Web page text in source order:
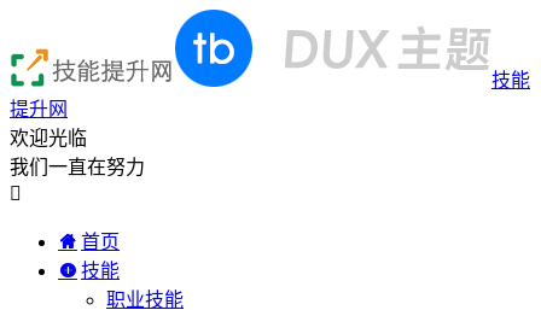
技能
提升网
欢迎光临
我们一直在努力

首页
技能
职业技能